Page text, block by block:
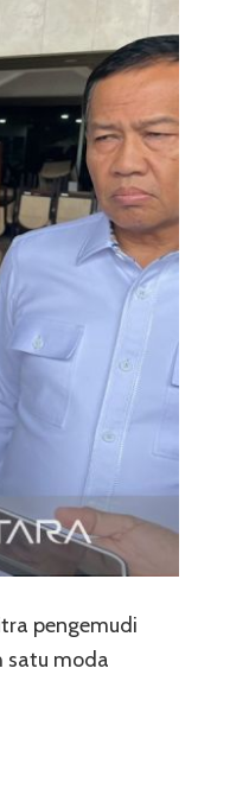
pengemudi
satu moda